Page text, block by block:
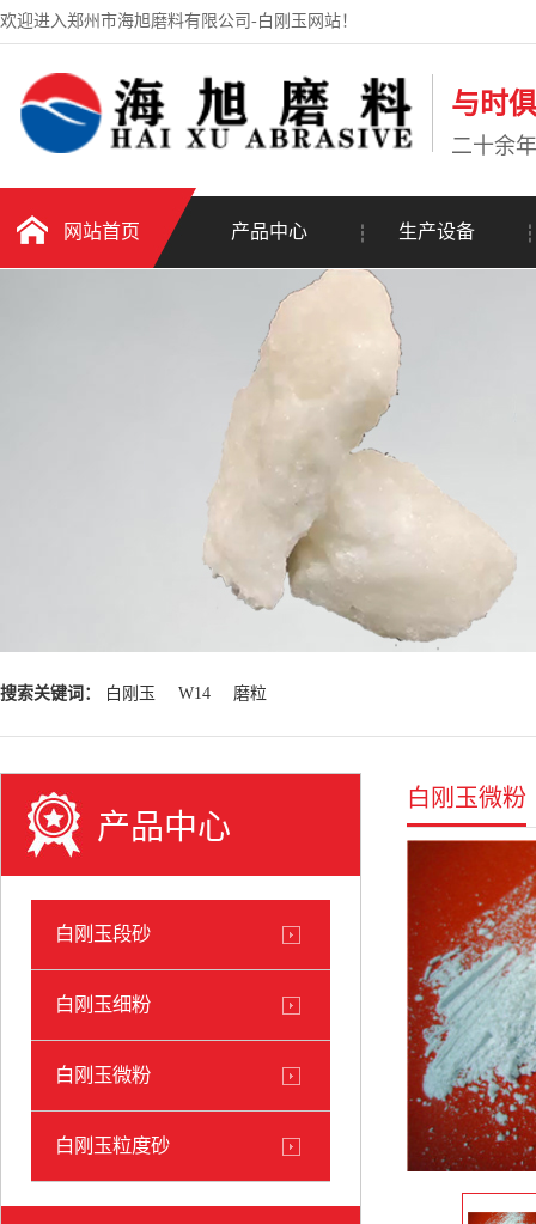
欢迎进入郑州市海旭磨料有限公司-白刚玉网站！
与时
二十余
网站首页 产品中心 生产设备
搜索关键词： 白刚玉 W14 磨粒
产品中心
白刚玉段砂
白刚玉细粉
白刚玉微粉
白刚玉粒度砂
白刚玉微粉